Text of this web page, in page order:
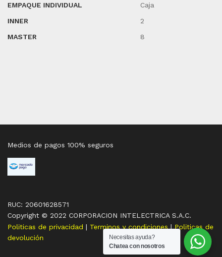
EMPAQUE INDIVIDUAL
Caja
INNER
2
MASTER
8
RUC: 20601628571
Copyright © 2022 CORPORACION INTELECTRICA S.A.C.
Medios de pagos 100% seguros
Politicas de privacidad | Terminos y condiciones | Politicas de
devolución
Necesitas ayuda?
Chatea con nosotros